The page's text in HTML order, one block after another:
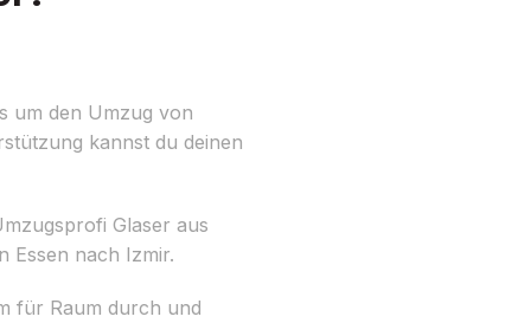
um den Umzug von
kannst du deinen
Glaser aus
Essen nach Izmir.
für Raum durch und